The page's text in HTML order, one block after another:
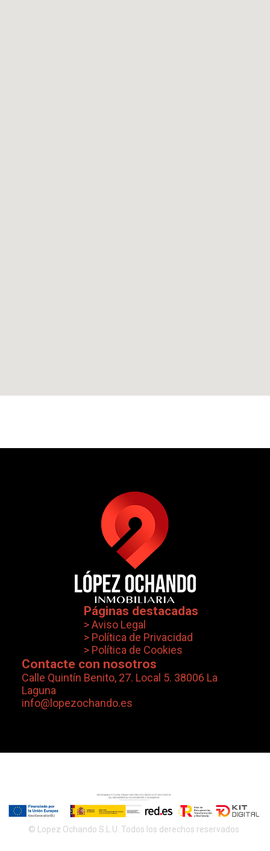
Páginas destacadas
> Aviso Legal
> Política de Privacidad
> Política de Cookies
Contacte con nosotros
Calle Quintín Benito, 27. Local 5. 38006 La
Laguna
info@lopezochando.es
© Lopez Ochando S.L.U. Todos los derechos reservados